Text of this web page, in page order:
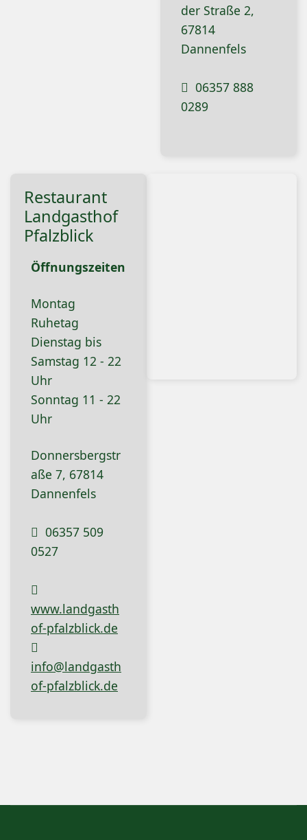
der Straße 2,
67814
Dannenfels
06357 888
0289
Restaurant
Landgasthof
Pfalzblick
Öffnungszeiten
Montag
Ruhetag
Dienstag bis
Samstag 12 - 22
Uhr
Sonntag 11 - 22
Uhr
Donnersbergstr
aße 7, 67814
Dannenfels
06357 509
0527
www.landgasth
of-pfalzblick.de
info@landgasth
of-pfalzblick.de